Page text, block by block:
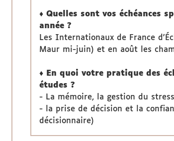
♦ Quelles sont vos échéances
année ?
Les Internationaux de France
Maur mi-juin) et en août les
♦ En quoi votre pratique des
études ?
- La mémoire, la gestion du
- la prise de décision et la
décisionnaire)